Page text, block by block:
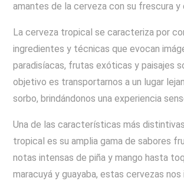
amantes de la cerveza con su frescura y
La cerveza tropical se caracteriza por
ingredientes y técnicas que evocan
paradisíacas, frutas exóticas y paisajes
objetivo es transportarnos a un lugar
sorbo, brindándonos una experiencia
Una de las características más
tropical es su amplia gama de sabores
notas intensas de piña y mango hasta
maracuyá y guayaba, estas cervezas nos